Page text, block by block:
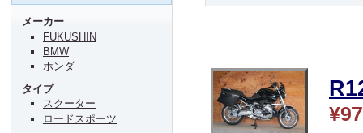
メーカー
FUKUSHIN
BMW
ホンダ
タイプ
スクーター
ロードスポーツ